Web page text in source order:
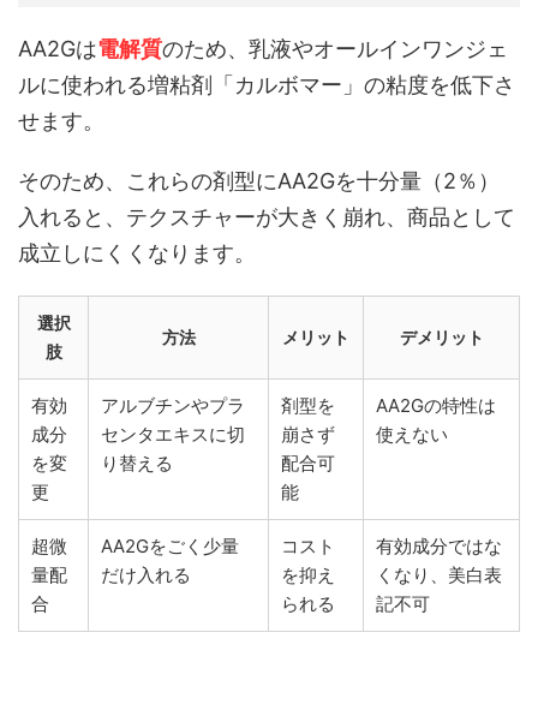
AA2Gは電解質のため、乳液やオールインワンジェ
ルに使われる増粘剤「カルボマー」の粘度を低下さ
せます。
そのため、これらの剤型にAA2Gを十分量（2％）
入れると、テクスチャーが大きく崩れ、商品として
成立しにくくなります。
選択
肢
方法 メリット デメリット
有効
成分
を変
更
アルブチンやプラ
センタエキスに切
り替える
剤型を
崩さず
配合可
能
AA2Gの特性は
使えない
超微
量配
合
AA2Gをごく少量
だけ入れる
コスト
を抑え
られる
有効成分ではな
くなり、美白表
記不可